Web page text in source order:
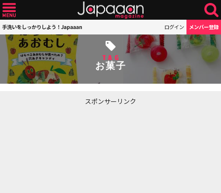
手洗いをしっかりしよう！Japaaan ログイン メンバー登録
TAG
お菓子
スポンサーリンク